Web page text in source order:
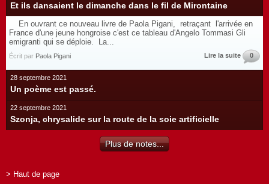
Et ils dansaient le dimanche dans le fil de Mirontaine
En ouvrant ce nouveau livre de Paola Pigani, retraçant l'arrivée en
France d'une jeune hongroise c'est ce tableau d'Angelo Tommasi Gli
emigranti qui se déploie. La...
Écrit par Paola Pigani Lire la suite 0
28 septembre 2021
Un poème est passé.
22 septembre 2021
Szonja, chrysalide sur la route de la soie artificielle
Plus de notes...
> Haut de page